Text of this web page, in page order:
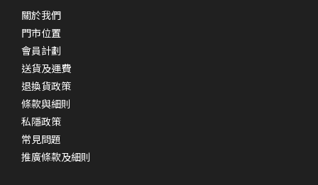
關於我們
門市位置
會員計劃
送貨及運費
退換貨政策
條款與細則
私隱政策
常見問題
推廣條款及細則